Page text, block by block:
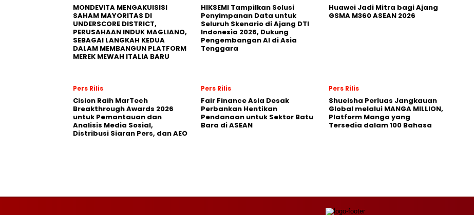
MONDEVITA MENGAKUISISI
SAHAM MAYORITAS DI
UNDERSCORE DISTRICT,
PERUSAHAAN INDUK MAGLIANO,
SEBAGAI LANGKAH KEDUA
DALAM MEMBANGUN PLATFORM
MEREK MEWAH ITALIA BARU
HIKSEMI Tampilkan Solusi
Penyimpanan Data untuk
Seluruh Skenario di Ajang DTI
Indonesia 2026, Dukung
Pengembangan AI di Asia
Tenggara
Huawei Jadi Mitra bagi Ajang
GSMA M360 ASEAN 2026
Pers Rilis
Cision Raih MarTech
Breakthrough Awards 2026
untuk Pemantauan dan
Analisis Media Sosial,
Distribusi Siaran Pers, dan AEO
Pers Rilis
Fair Finance Asia Desak
Perbankan Hentikan
Pendanaan untuk Sektor Batu
Bara di ASEAN
Pers Rilis
Shueisha Perluas Jangkauan
Global melalui MANGA MILLION,
Platform Manga yang
Tersedia dalam 100 Bahasa